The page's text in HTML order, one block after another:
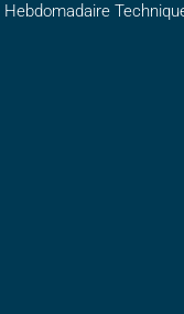
Hebdomadaire